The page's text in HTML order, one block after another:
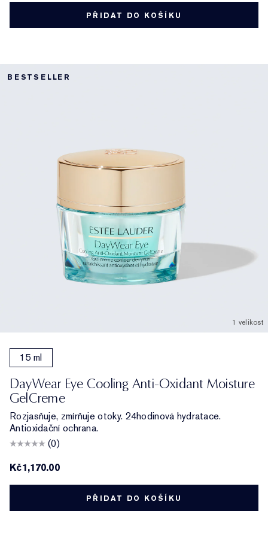
PŘIDAT DO KOŠÍKU
BESTSELLER
1 velikost
15 ml
DayWear Eye Cooling Anti-Oxidant Moisture
GelCreme
Rozjasňuje, zmírňuje otoky. 24hodinová hydratace.
Antioxidační ochrana.
(0)
Kč1,170.00
PŘIDAT DO KOŠÍKU